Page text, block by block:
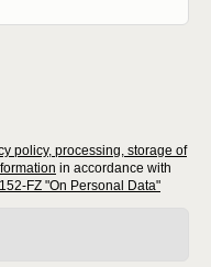
policy, processing, storage of
in accordance with
FZ "On Personal Data"